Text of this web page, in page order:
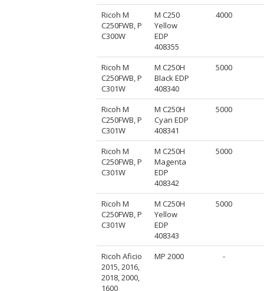
Ricoh M
C250FWB, P
C300W
M C250
Yellow
EDP
408355
4000
Ricoh M
C250FWB, P
C301W
M C250H
Black EDP
408340
5000
Ricoh M
C250FWB, P
C301W
M C250H
Cyan EDP
408341
5000
Ricoh M
C250FWB, P
C301W
M C250H
Magenta
EDP
408342
5000
Ricoh M
C250FWB, P
C301W
M C250H
Yellow
EDP
408343
5000
Ricoh Aficio
2015, 2016,
2018, 2000,
1600
MP 2000 -